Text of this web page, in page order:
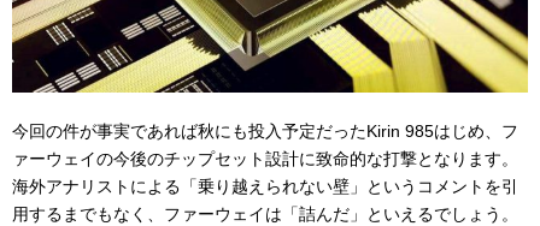
今回の件が事実であれば秋にも投入予定だったKirin 985はじめ、フ
ァーウェイの今後のチップセット設計に致命的な打撃となります。
海外アナリストによる「乗り越えられない壁」というコメントを引
用するまでもなく、ファーウェイは「詰んだ」といえるでしょう。